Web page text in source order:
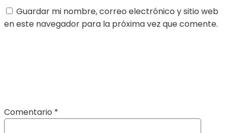
Guardar mi nombre, correo electrónico y sitio web
en este navegador para la próxima vez que comente.
Comentario *